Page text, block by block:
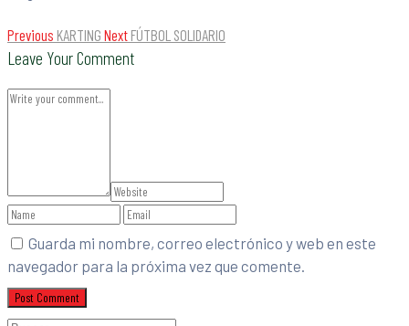
Previous KARTING Next FÚTBOL SOLIDARIO
Leave Your Comment
Guarda mi nombre, correo electrónico y web en este
navegador para la próxima vez que comente.